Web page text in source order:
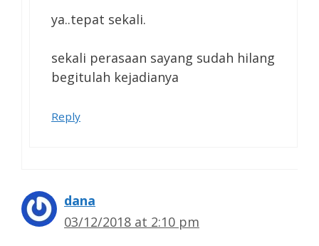
ya..tepat sekali.
sekali perasaan sayang sudah hilang
begitulah kejadianya
Reply
dana
03/12/2018 at 2:10 pm